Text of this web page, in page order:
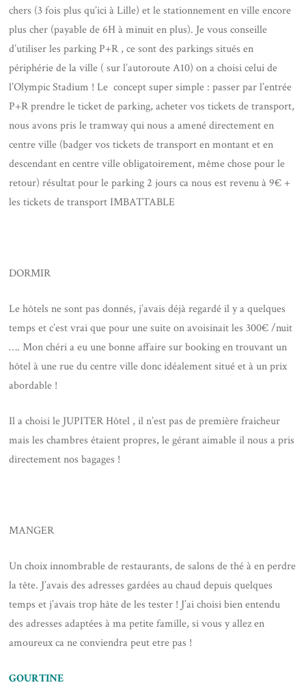
chers (3 fois plus qu’ici à Lille) et le stationnement en ville encore
plus cher (payable de 6H à minuit en plus). Je vous conseille
d’utiliser les parking P+R , ce sont des parkings situés en
périphérie de la ville ( sur l’autoroute A10) on a choisi celui de
l’Olympic Stadium ! Le concept super simple : passer par l’entrée
P+R prendre le ticket de parking, acheter vos tickets de transport,
nous avons pris le tramway qui nous a amené directement en
centre ville (badger vos tickets de transport en montant et en
descendant en centre ville obligatoirement, même chose pour le
retour) résultat pour le parking 2 jours ca nous est revenu à 9€ +
les tickets de transport IMBATTABLE
DORMIR
Le hôtels ne sont pas donnés, j’avais déjà regardé il y a quelques
temps et c’est vrai que pour une suite on avoisinait les 300€ /nuit
…. Mon chéri a eu une bonne affaire sur booking en trouvant un
hôtel à une rue du centre ville donc idéalement situé et à un prix
abordable !
Il a choisi le JUPITER Hôtel , il n’est pas de première fraicheur
mais les chambres étaient propres, le gérant aimable il nous a pris
directement nos bagages !
MANGER
Un choix innombrable de restaurants, de salons de thé à en perdre
la tête. J’avais des adresses gardées au chaud depuis quelques
temps et j’avais trop hâte de les tester ! J’ai choisi bien entendu
des adresses adaptées à ma petite famille, si vous y allez en
amoureux ca ne conviendra peut etre pas !
GOURTINE